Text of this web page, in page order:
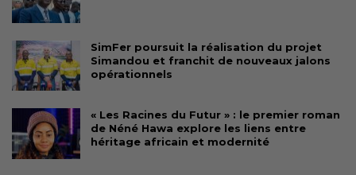
SimFer poursuit la réalisation du projet
Simandou et franchit de nouveaux jalons
opérationnels
« Les Racines du Futur » : le premier roman
de Néné Hawa explore les liens entre
héritage africain et modernité